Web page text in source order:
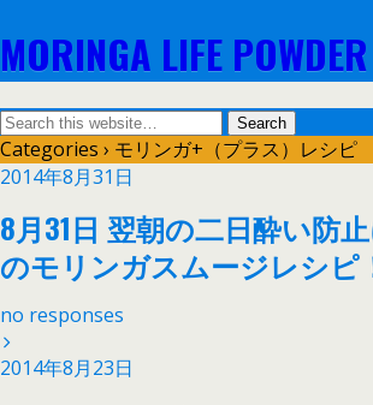
MORINGA LIFE POWDER
Categories › モリンガ+（プラス）レシピ
2014年8月31日
8月31日 翌朝の二日酔い防
のモリンガスムージレシピ
no responses
2014年8月23日